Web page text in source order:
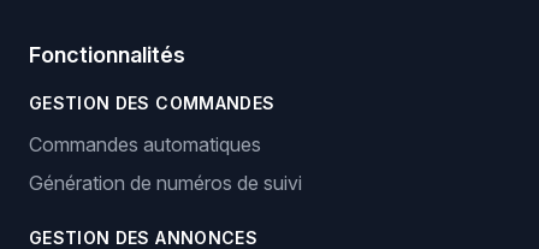
Fonctionnalités
GESTION DES COMMANDES
Commandes automatiques
Génération de numéros de suivi
GESTION DES ANNONCES